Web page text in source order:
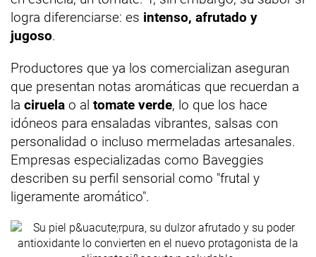
logra diferenciarse: es intenso, afrutado y
jugoso.
Productores que ya los comercializan aseguran
que presentan notas aromáticas que recuerdan a
la ciruela o al tomate verde, lo que los hace
idóneos para ensaladas vibrantes, salsas con
personalidad o incluso mermeladas artesanales.
Empresas especializadas como Baveggies
describen su perfil sensorial como "frutal y
ligeramente aromático".